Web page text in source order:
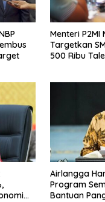
Menteri P2MI
Targetkan
500 Ribu
Airlangga
Program
Bantuan